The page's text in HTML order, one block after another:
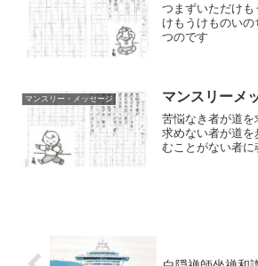
つまずいただけ
けもうけものい
つのです
マンスリー・メッセージ マンスリーメ
苦悩なき者が道
求めない者が道
むことがない者に